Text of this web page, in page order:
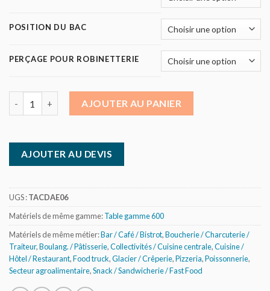
POSITION DU BAC
PERÇAGE POUR ROBINETTERIE
AJOUTER AU PANIER
AJOUTER AU DEVIS
UGS :TACDAE06
Matériels de même gamme:Table gamme 600
Matériels de même métier:Bar / Café / Bistrot,Boucherie / Charcuterie /
Traiteur,Boulang. / Pâtisserie,Collectivités / Cuisine centrale,Cuisine /
Hôtel / Restaurant,Food truck,Glacier / Crêperie,Pizzeria,Poissonnerie,
Secteur agroalimentaire,Snack / Sandwicherie / Fast Food